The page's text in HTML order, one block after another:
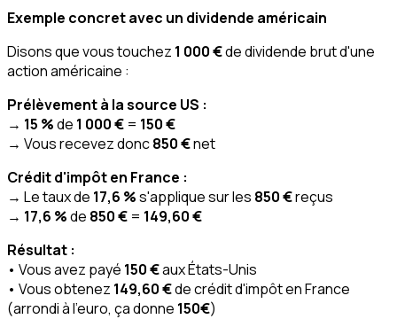
Exemple concret avec un dividende américain
Disons que vous touchez 1 000 €de dividende brut d'une
action américaine :
Prélèvement à la source US :
→ 15 %de 1 000 € = 150 €
→ Vous recevez donc850 €net
Crédit d'impôt en France :
→ Le taux de 17,6 %s'applique sur les 850 €reçus
→ 17,6 %de 850 € = 149,60 €
Résultat :
• Vous avez payé 150 €aux États-Unis
• Vous obtenez 149,60 €de crédit d'impôt en France
(arrondi à l'euro, ça donne 150€)